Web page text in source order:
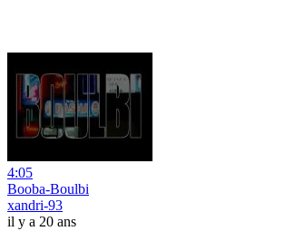
4:05
Booba-Boulbi
xandri-93
il y a 20 ans